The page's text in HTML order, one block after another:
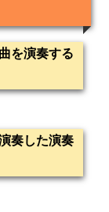
を演奏する
奏した演奏